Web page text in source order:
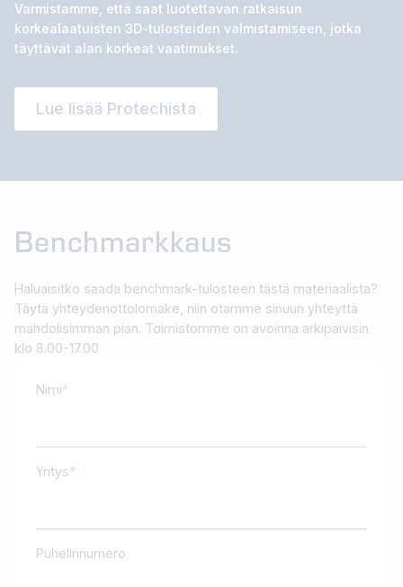
Varmistamme, että saat luotettavan ratkaisun
korkealaatuisten 3D-tulosteiden valmistamiseen, jotka
täyttävät alan korkeat vaatimukset.
Lue lisää Protechista
Benchmarkkaus
Haluaisitko saada benchmark-tulosteen tästä materiaalista?
Täytä yhteydenottolomake, niin otamme sinuun yhteyttä
mahdolisimman pian. Toimistomme on avoinna arkipäivisin
klo 8.00-17.00
Nimi
Yritys
Puhelinnumero